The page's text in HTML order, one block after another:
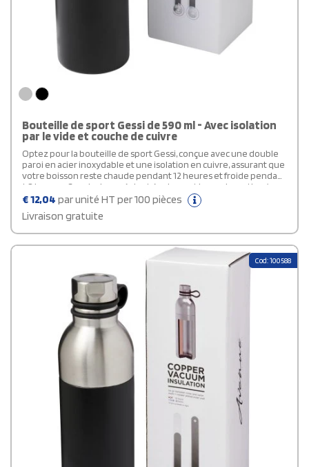
Bouteille de sport Gessi de 590 ml - Avec isolation
par le vide et couche de cuivre
Optez pour la bouteille de sport Gessi, conçue avec une double
paroi en acier inoxydable et une isolation en cuivre, assurant que
votre boisson reste chaude pendant 12 heures et froide pendant
48 heures. Son design prévient également la condensation à
l'extérieur de la bouteille. Équipée d'un couvercle à vis en acier
inoxydable doté d'une poignée, cette bouteille personnalisable
est ultra pratique et facile à transporter. Son système à double
ouverture facilite le nettoyage et le remplissage. Avec une
€12,04 par unité HT per 100 pièces
Livraison gratuite
Cod: 100588